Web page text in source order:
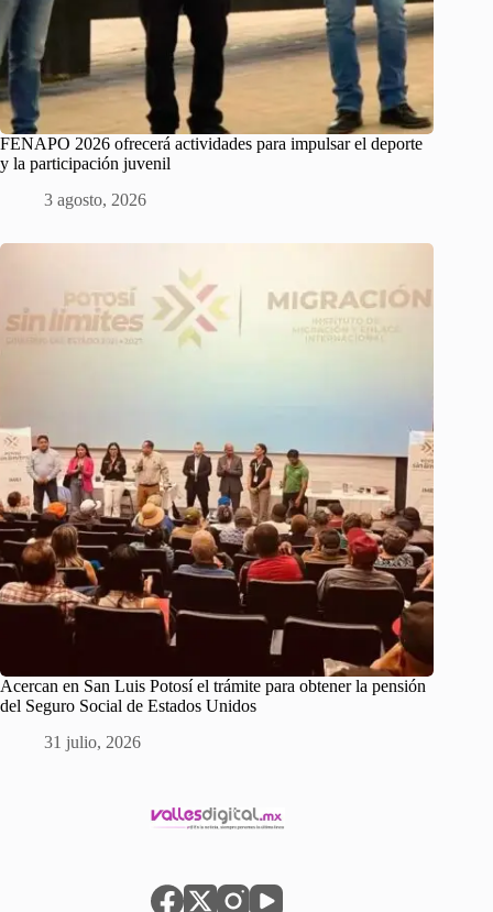
FENAPO 2026 ofrecerá actividades para impulsar el deporte
y la participación juvenil
3 agosto, 2026
Acercan en San Luis Potosí el trámite para obtener la pensión
del Seguro Social de Estados Unidos
31 julio, 2026